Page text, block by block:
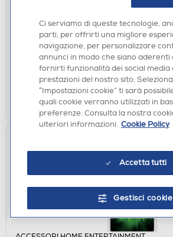
€ 2,90
Acquisto online:disponibile
Ritiro in negozio in 30' gratuito:
AGGIUNGI
Ci serviamo di queste tecnologie,
parti, per offrirti una migliore
navigazione, per personalizzare
annunci in modo che siano aderenti
fornirti funzionalità dei social media
prestazioni del nostro sito.
“Impostazioni cookie” ti sarà
quali cookie verranno utilizzati in
preferenze. Consulta la nostra
ulteriori informazioni. Cookie Policy
Accetta tutti
Gestisci cookie